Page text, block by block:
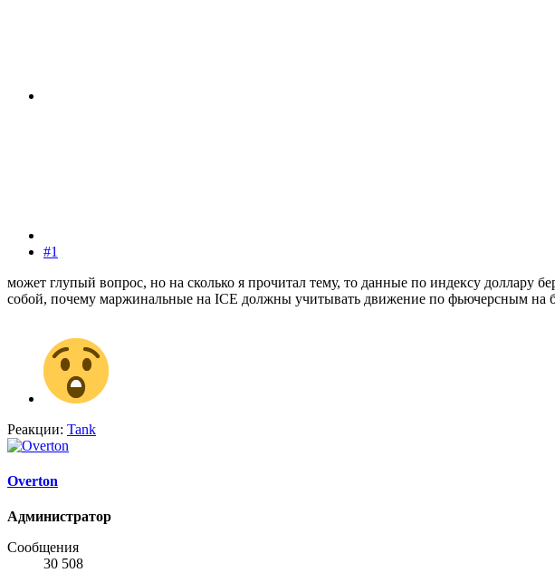
#1
может глупый вопрос, но на сколько я прочитал тему, то данные по индексу доллару
собой, почему маржинальные на ICE должны учитывать движение по фьючерсным на
Реакции: Tank
Overton
Администратор
Сообщения
30 508